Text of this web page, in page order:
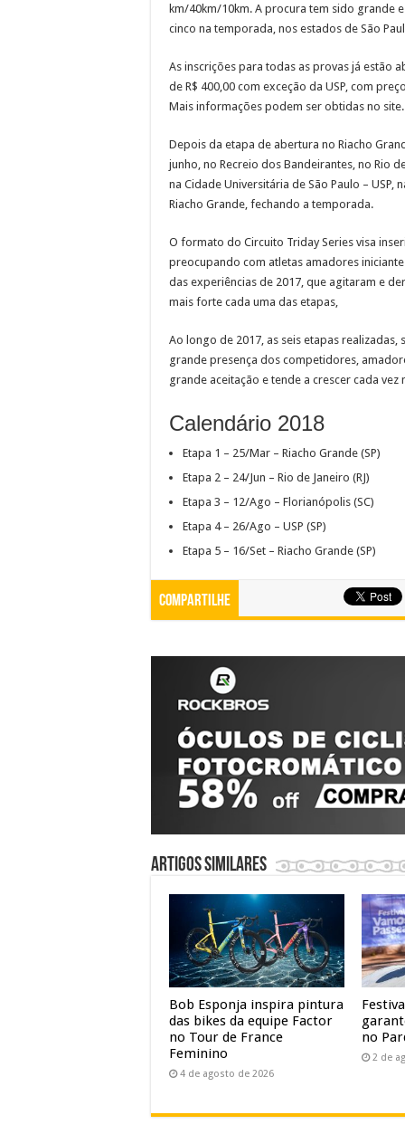
km/40km/10km. A procura tem sido grande
cinco na temporada, nos estados de São
As inscrições para todas as provas já estão
de R$ 400,00 com exceção da USP, com
Mais informações podem ser obtidas no site.
Depois da etapa de abertura no Riacho
junho, no Recreio dos Bandeirantes, no Rio
na Cidade Universitária de São Paulo –
Riacho Grande, fechando a temporada.
O formato do Circuito Triday Series visa
preocupando com atletas amadores
das experiências de 2017, que agitaram e
mais forte cada uma das etapas,
Ao longo de 2017, as seis etapas realizadas,
grande presença dos competidores,
grande aceitação e tende a crescer cada
Calendário 2018
Etapa 1 – 25/Mar – Riacho Grande (SP)
Etapa 2 – 24/Jun – Rio de Janeiro (RJ)
Etapa 3 – 12/Ago – Florianópolis (SC)
Etapa 4 – 26/Ago – USP (SP)
Etapa 5 – 16/Set – Riacho Grande (SP)
Compartilhe
Artigos similares
Bob Esponja inspira pintura
das bikes da equipe Factor
no Tour de France
Feminino
4 de agosto de 2026
no
2 de